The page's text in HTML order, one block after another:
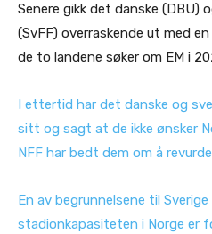
Senere gikk det danske (DBU)
(SvFF) overraskende ut med
de to landene søker om EM i
I ettertid har det danske og
sitt og sagt at de ikke ønsker
NFF har bedt dem om å
En av begrunnelsene til
stadionkapasiteten i Norge er